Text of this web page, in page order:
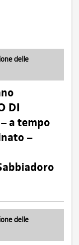
delle
DI
a tempo
–
delle